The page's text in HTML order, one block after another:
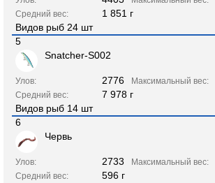
Средний вес:
1 851 г
Видов рыб 24 шт
5
Snatcher-S002
Улов: 2776 Максимальный вес:
Средний вес:
7 978 г
Видов рыб 14 шт
6
Червь
Улов: 2733 Максимальный вес:
Средний вес:
596 г